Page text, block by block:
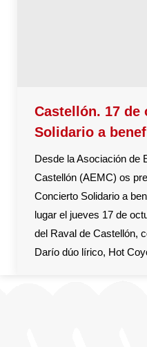
Castellón. 17
Solidario a
Desde la Asociación de
Castellón (AEMC) os
Concierto Solidario a
lugar el jueves 17 de
del Raval de Castellón,
Darío dúo lírico, Hot